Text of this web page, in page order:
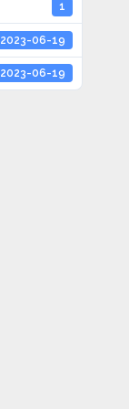
1
2023-06-19
2023-06-19